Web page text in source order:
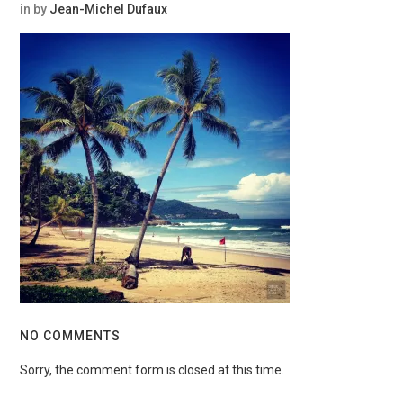
in by Jean-Michel Dufaux
NO COMMENTS
Sorry, the comment form is closed at this time.